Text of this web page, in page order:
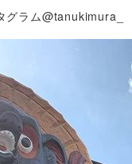
グラム@tanukimura_